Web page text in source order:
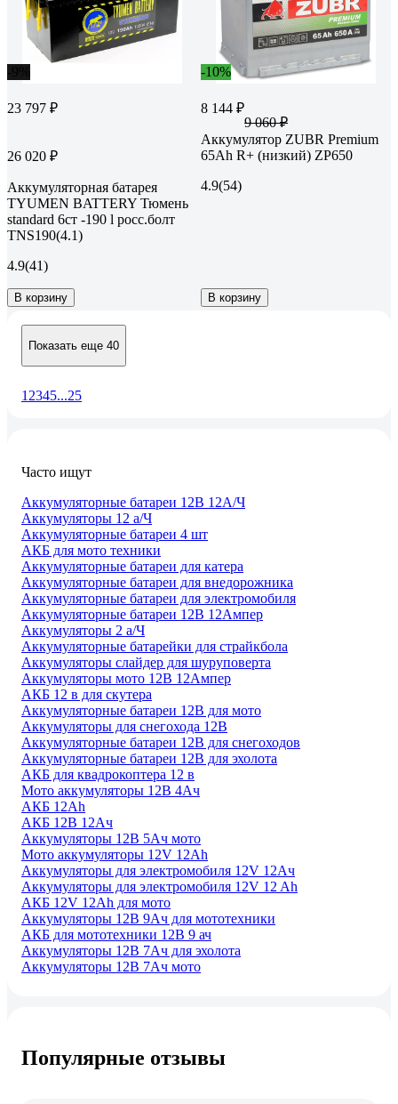
23 797 ₽
26 020 ₽
Аккумуляторная батарея
TYUMEN BATTERY Тюмень
standard 6ст -190 l росс.болт
TNS190(4.1)
4.9(41)
В корзину
-10%
8 144 ₽
9 060 ₽
Аккумулятор ZUBR Premium
65Ah R+ (низкий) ZP650
4.9(54)
В корзину
Показать еще 40
1 2345...25
Часто ищут
Аккумуляторные батареи 12В 12А/Ч
Аккумуляторы 12 а/Ч
Аккумуляторные батареи 4 шт
АКБ для мото техники
Аккумуляторные батареи для катера
Аккумуляторные батареи для внедорожника
Аккумуляторные батареи для электромобиля
Аккумуляторные батареи 12В 12Ампер
Аккумуляторы 2 а/Ч
Аккумуляторные батарейки для страйкбола
Аккумуляторы слайдер для шуруповерта
Аккумуляторы мото 12В 12Ампер
АКБ 12 в для скутера
Аккумуляторные батареи 12В для мото
Аккумуляторы для снегохода 12В
Аккумуляторные батареи 12В для снегоходов
Аккумуляторные батареи 12В для эхолота
АКБ для квадрокоптера 12 в
Мото аккумуляторы 12В 4Ач
АКБ 12Ah
АКБ 12В 12Ач
Аккумуляторы 12В 5Ач мото
Мото аккумуляторы 12V 12Ah
Аккумуляторы для электромобиля 12V 12Ач
Аккумуляторы для электромобиля 12V 12 Ah
АКБ 12V 12Ah для мото
Аккумуляторы 12В 9Ач для мототехники
АКБ для мототехники 12В 9 ач
Аккумуляторы 12В 7Ач для эхолота
Аккумуляторы 12В 7Ач мото
Популярные отзывы